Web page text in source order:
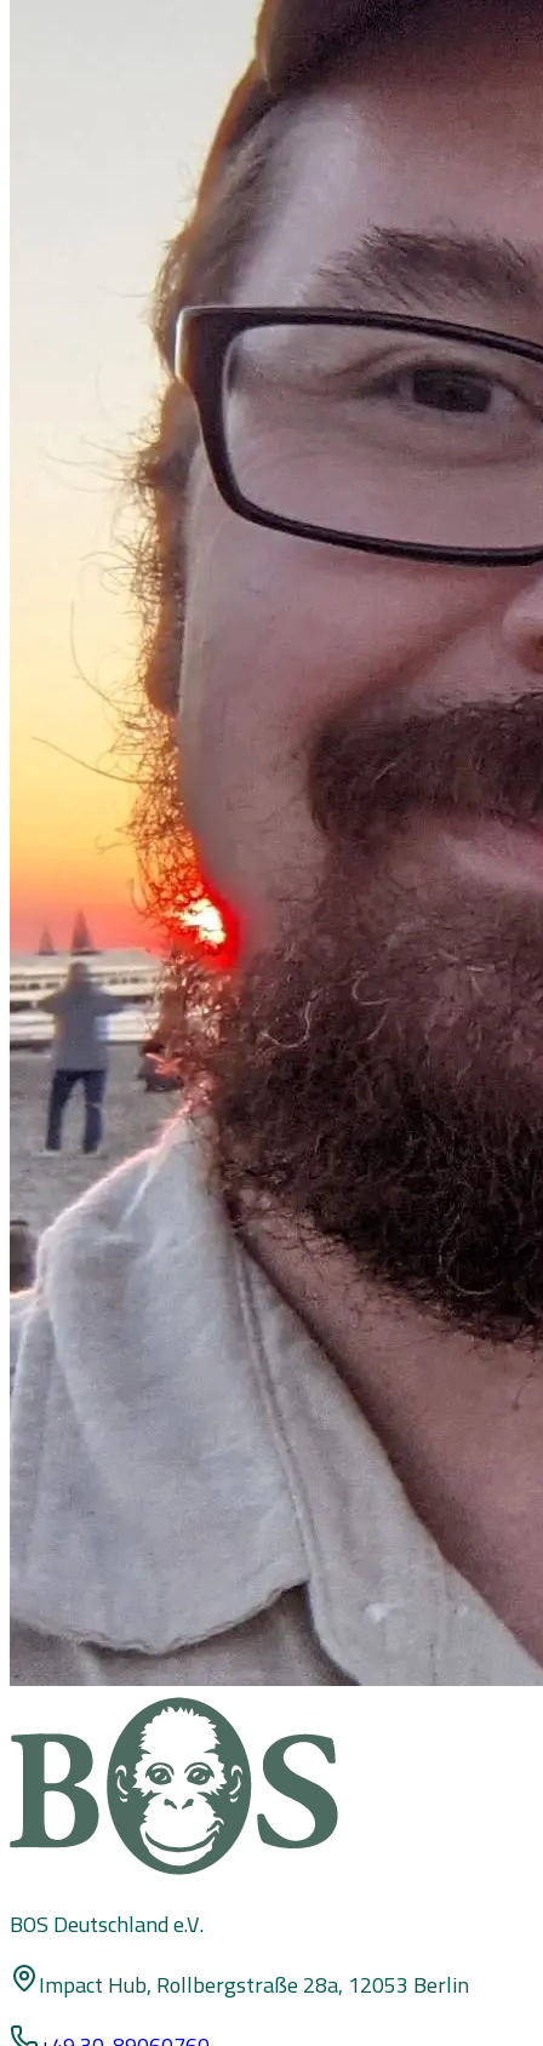
BOS Deutschland e.V.
Impact Hub, Rollbergstraße 28a, 12053 Berlin